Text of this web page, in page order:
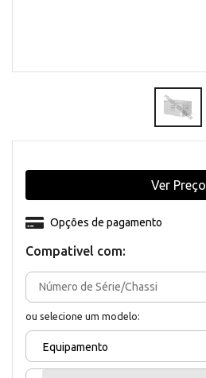
Compativel com:
ou selecione um modelo:
Equipamento
Opções de pagamento
Ver Preço